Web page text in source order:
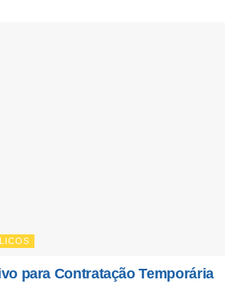
para Contratação Temporária